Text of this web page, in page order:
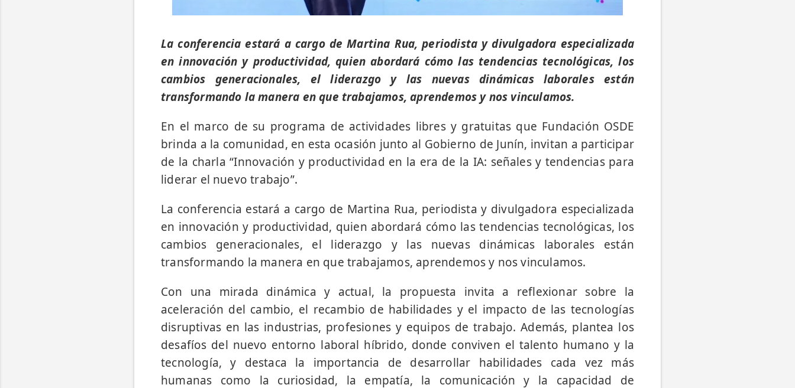
La conferencia estará a cargo de Martina Rua, periodista y divulgadora especializada
en innovación y productividad, quien abordará cómo las tendencias tecnológicas, los
cambios generacionales, el liderazgo y las nuevas dinámicas laborales están
transformando la manera en que trabajamos, aprendemos y nos vinculamos.
En el marco de su programa de actividades libres y gratuitas que Fundación OSDE
brinda a la comunidad, en esta ocasión junto al Gobierno de Junín, invitan a participar
de la charla “Innovación y productividad en la era de la IA: señales y tendencias para
liderar el nuevo trabajo”.
La conferencia estará a cargo de Martina Rua, periodista y divulgadora especializada
en innovación y productividad, quien abordará cómo las tendencias tecnológicas, los
cambios generacionales, el liderazgo y las nuevas dinámicas laborales están
transformando la manera en que trabajamos, aprendemos y nos vinculamos.
Con una mirada dinámica y actual, la propuesta invita a reflexionar sobre la
aceleración del cambio, el recambio de habilidades y el impacto de las tecnologías
disruptivas en las industrias, profesiones y equipos de trabajo. Además, plantea los
desafíos del nuevo entorno laboral híbrido, donde conviven el talento humano y la
tecnología, y destaca la importancia de desarrollar habilidades cada vez más
humanas como la curiosidad, la empatía, la comunicación y la capacidad de